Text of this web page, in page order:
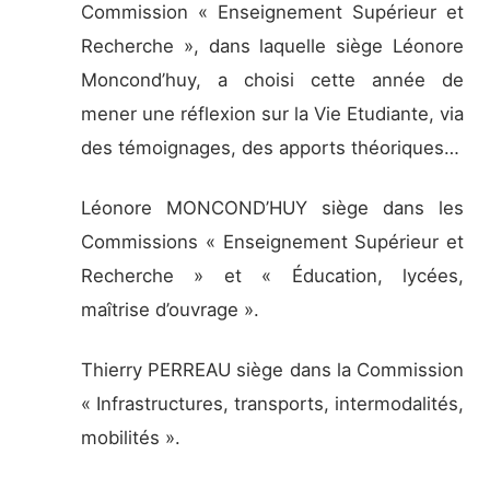
Commission « Enseignement Supérieur et
Recherche », dans laquelle siège Léonore
Moncond’huy, a choisi cette année de
mener une réflexion sur la Vie Etudiante, via
des témoignages, des apports théoriques…
Léonore MONCOND’HUY siège dans les
Commissions « Enseignement Supérieur et
Recherche » et « Éducation, lycées,
maîtrise d’ouvrage ».
Thierry PERREAU siège dans la Commission
« Infrastructures, transports, intermodalités,
mobilités ».